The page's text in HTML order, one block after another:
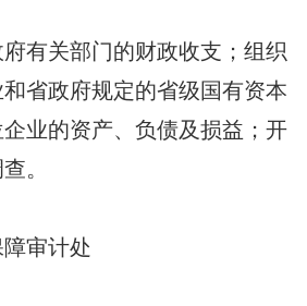
关部门的财政收支；组织
省政府规定的省级国有资本
业的资产、负债及损益；开
。
审计处